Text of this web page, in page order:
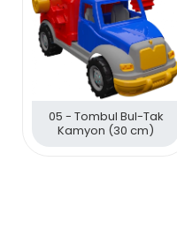
05 - Tombul Bul-Tak
Kamyon (30 cm)